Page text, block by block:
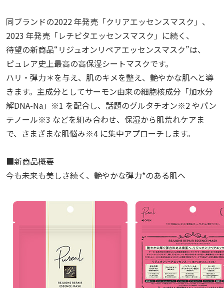
同ブランドの2022 年発売「クリアエッセンスマスク」、
2023 年発売「レチビタエッセンスマスク」に続く、
待望の新商品“リジュオンリペアエッセンスマスク”は、
ピュレア史上最高の高保湿シートマスクです。
ハリ・弾力＊を与え、肌のキメを整え、艶やかな肌へと導
きます。主成分としてサーモン由来の細胞核成分「加水分
解DNA-Na」※1 を配合し、話題のグルタチオン※2 やパン
テノール※3 などを組み合わせ、保湿から肌荒れケアま
で、さまざまな肌悩み※4 に集中アプローチします。
■新商品概要
今も未来も美しさ続く、艶やかな弾力*のある肌へ